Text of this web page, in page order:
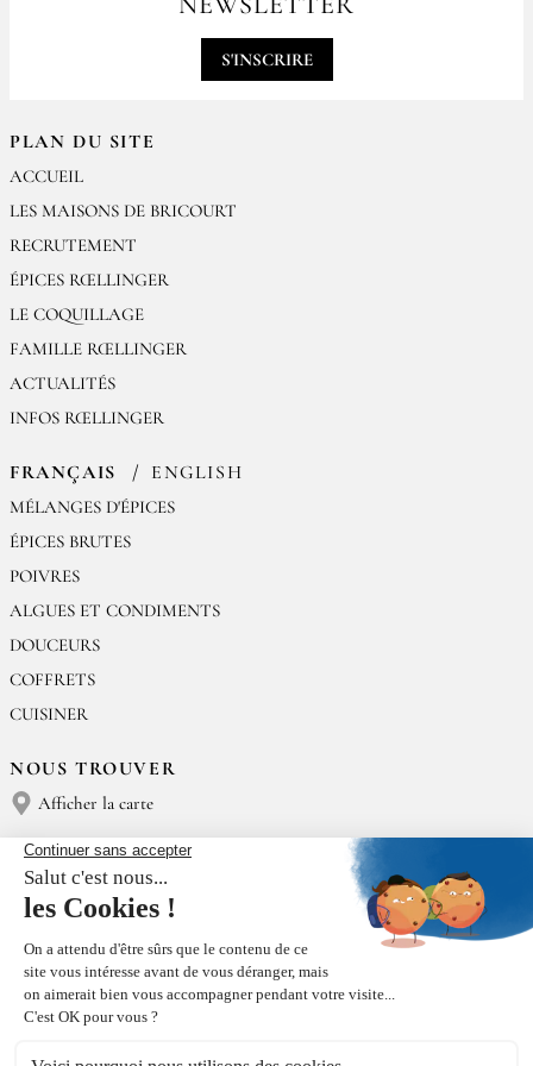
dans la cuisson d’une viande ou de légumes au four.
PLAN DU SITE
ACCUEIL
LES MAISONS DE BRICOURT
RECRUTEMENT
ÉPICES RŒLLINGER
LE COQUILLAGE
FAMILLE RŒLLINGER
ACTUALITÉS
INFOS RŒLLINGER
FRANÇAIS ENGLISH
MÉLANGES D'ÉPICES
ÉPICES BRUTES
POIVRES
ALGUES ET CONDIMENTS
DOUCEURS
COFFRETS
CUISINER
NOUS TROUVER
Afficher la carte
NOUS CONTACTER
Épices Rœllinger
Tél : (+33) 02 23 15 13 91
TRI DE NOS EMBALLAGES
contact@epices-roellinger.com
S'INSCRIRE